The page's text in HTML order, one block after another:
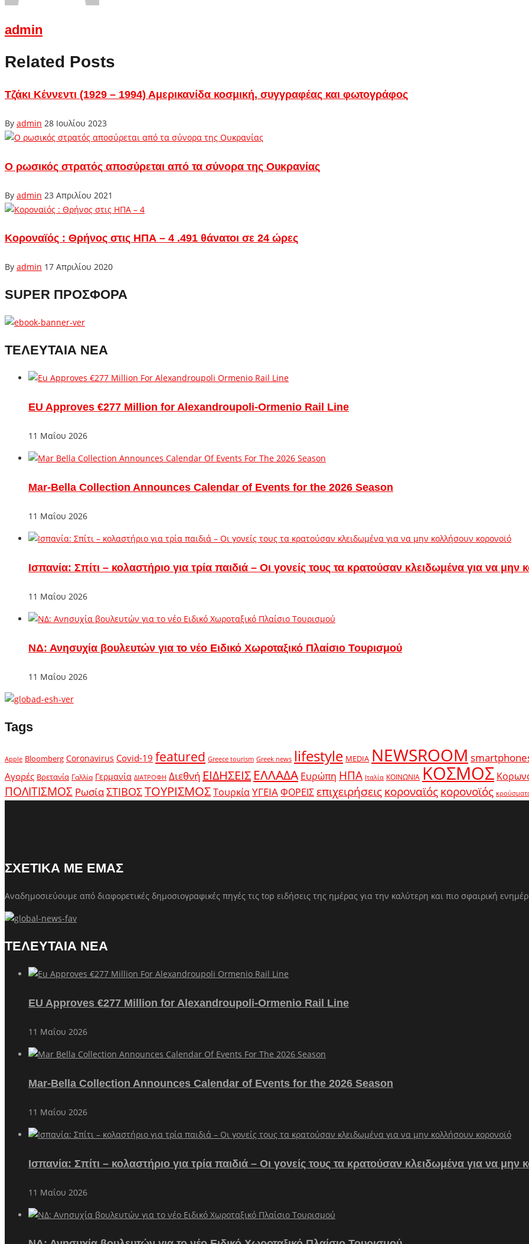
admin
Related Posts
Τζάκι Κέννεντι (1929 – 1994) Αμερικανίδα κοσμική, συγγραφέας και φωτογράφος
By admin 28 Ιουλίου 2023
Ο ρωσικός στρατός αποσύρεται από τα σύνορα της Ουκρανίας
By admin 23 Απριλίου 2021
Κοροναϊός : Θρήνος στις ΗΠΑ – 4 .491 θάνατοι σε 24 ώρες
By admin 17 Απριλίου 2020
SUPER ΠΡΟΣΦΟΡΑ
ΤΕΛΕΥΤΑΙΑ ΝΕΑ
EU Approves €277 Million for Alexandroupoli-Ormenio Rail Line
11 Μαΐου 2026
Mar-Bella Collection Announces Calendar of Events for the 2026 Season
11 Μαΐου 2026
Ισπανία: Σπίτι – κολαστήριο για τρία παιδιά – Οι γονείς τους τα κρατούσαν κλειδωμένα για να μην
11 Μαΐου 2026
ΝΔ: Ανησυχία βουλευτών για το νέο Ειδικό Χωροταξικό Πλαίσιο Τουρισμού
11 Μαΐου 2026
Tags
Apple Bloomberg Coronavirus Covid-19 featured Greece tourism Greek news lifestyle MEDIA NEWSROOM
Αγορές Βρετανία Γαλλία Γερμανία ΔΙΑΤΡΟΦΗ Διεθνή ΕΙΔΗΣΕΙΣ ΕΛΛΑΔΑ Ευρώπη ΗΠΑ Ιταλία ΚΟΙΝΩΝΙΑ ΚΟΣΜΟΣ
ΠΟΛΙΤΙΣΜΟΣ ΡωσίαΣΤΙΒΟΣΤΟΥΡΙΣΜΟΣΤουρκίαΥΓΕΙΑΦΟΡΕΙΣεπιχειρήσειςκοροναϊόςκορονοϊός
ΣΧΕΤΙΚΑ ΜΕ ΕΜΑΣ
Αναδημοσιεύουμε από διαφορετικές δημοσιογραφικές πηγές τις top ειδήσεις της ημέρας για την καλύτερη και πιο σφαιρική
ΤΕΛΕΥΤΑΙΑ ΝΕΑ
EU Approves €277 Million for Alexandroupoli-Ormenio Rail Line
11 Μαΐου 2026
Mar-Bella Collection Announces Calendar of Events for the 2026 Season
11 Μαΐου 2026
Ισπανία: Σπίτι – κολαστήριο για τρία παιδιά – Οι γονείς τους τα κρατούσαν κλειδωμένα για να μην
11 Μαΐου 2026